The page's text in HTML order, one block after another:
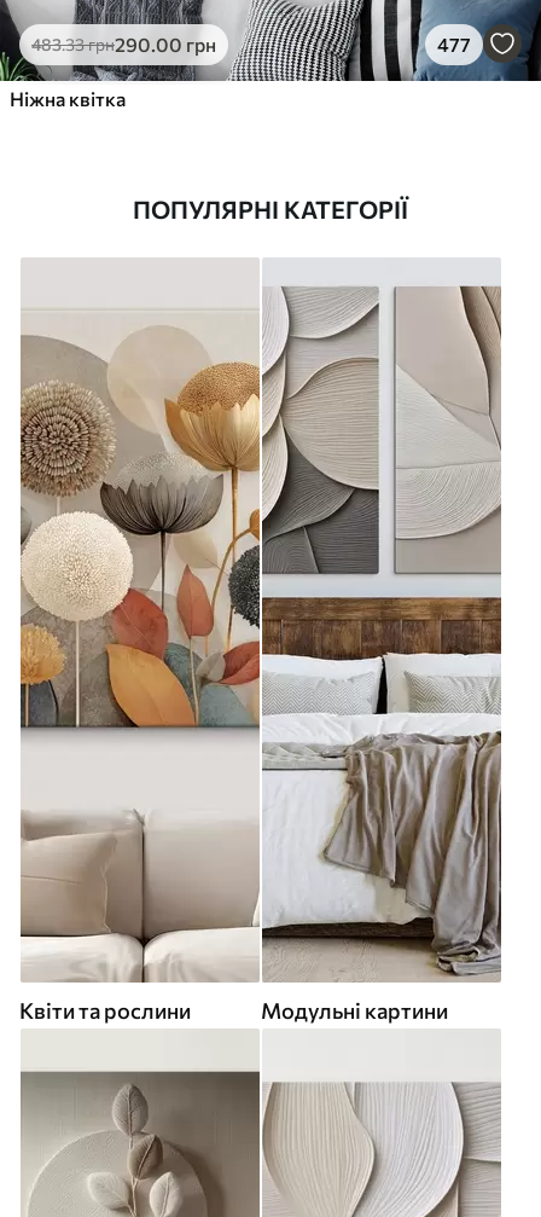
483.33грн290.00 грн 477
Ніжна квітка
ПОПУЛЯРНІ КАТЕГОРІЇ
Квіти та рослини Модульні картини